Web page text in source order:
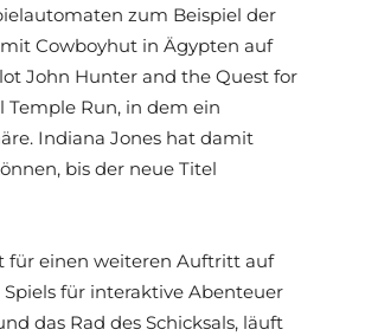
zum Beispiel der
Cowboyhut in Ägypten auf
John Hunter and the Quest for
Temple Run, in dem ein
Indiana Jones hat damit
bis der neue Titel
für einen weiteren Auftritt auf
für interaktive Abenteuer
das Rad des Schicksals, läuft